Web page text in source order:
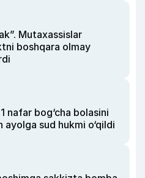
Mutaxassislar
boshqara olmay
nafar bog‘cha bolasini
sud hukmi o‘qildi